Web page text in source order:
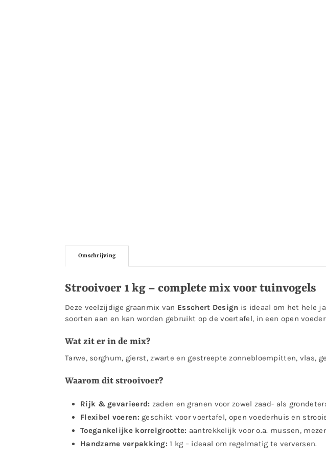
Omschrijving
Strooivoer 1 kg – complete mix voor tuinvogels
Deze veelzijdige graanmix van Esschert Design is ideaal om het hele
soorten aan en kan worden gebruikt op de voertafel, in een open
Wat zit er in de mix?
Tarwe, sorghum, gierst, zwarte en gestreepte zonnebloempitten, vlas,
Waarom dit strooivoer?
Rijk & gevarieerd: zaden en granen voor zowel zaad- als
Flexibel voeren: geschikt voor voertafel, open voederhuis en
Toegankelijke korrelgrootte: aantrekkelijk voor o.a. mussen,
Handzame verpakking: 1 kg – ideaal om regelmatig te verversen.